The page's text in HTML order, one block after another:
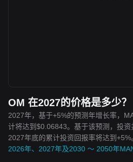
OM 在2027的价格是多少？
2027年，基于+5%的预测年增长率，
计将达到$0.06843。基于该预测，投
2027年底的累计投资回报率将达到
2026年、2027年及2030 ～ 2050年